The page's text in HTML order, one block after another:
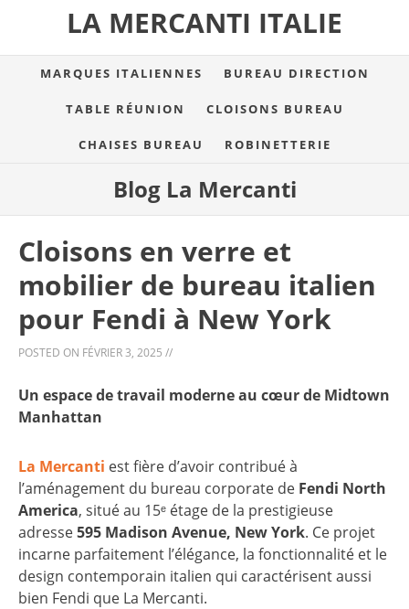
LA MERCANTI ITALIE
MARQUES ITALIENNES BUREAU DIRECTION
TABLE RÉUNION CLOISONS BUREAU
CHAISES BUREAU ROBINETTERIE
Blog La Mercanti
Cloisons en verre et
mobilier de bureau italien
pour Fendi à New York
POSTED ON FÉVRIER 3, 2025 //
Un espace de travail moderne au cœur de Midtown
Manhattan
La Mercanti est fière d’avoir contribué à
l’aménagement du bureau corporate de Fendi North
America, situé au 15ᵉ étage de la prestigieuse
adresse595 Madison Avenue, New York. Ce projet
incarne parfaitement l’élégance, la fonctionnalité et le
design contemporain italien qui caractérisent aussi
bien Fendi que La Mercanti.